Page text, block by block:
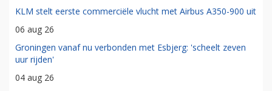
KLM stelt eerste commerciële vlucht met Airbus A350-900 uit
06 aug 26
Groningen vanaf nu verbonden met Esbjerg: 'scheelt zeven
uur rijden'
04 aug 26